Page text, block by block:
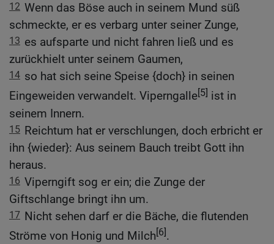
12 Wenn das Böse auch in seinem Mund süß
schmeckte, er es verbarg unter seiner Zunge,
13 es aufsparte und nicht fahren ließ und es
zurückhielt unter seinem Gaumen,
14 so hat sich seine Speise {doch} in seinen
Eingeweiden verwandelt. Viperngalle[5] ist in
seinem Innern.
15 Reichtum hat er verschlungen, doch erbricht er
ihn {wieder}: Aus seinem Bauch treibt Gott ihn
heraus.
16 Viperngift sog er ein; die Zunge der
Giftschlange bringt ihn um.
17 Nicht sehen darf er die Bäche, die flutenden
Ströme von Honig und Milch[6].